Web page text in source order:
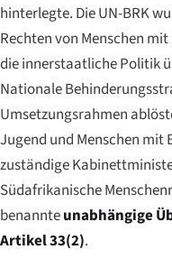
hinterlegte. Die UN-BRK
Rechten von Menschen
die innerstaatliche Politik
Nationale
Umsetzungsrahmen
Jugend und Menschen mit
zuständige
Südafrikanische
benannteunabhängige
Artikel 33(2).